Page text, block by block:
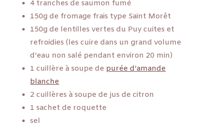
4 tranches de saumon fumé
150g de fromage frais type Saint Morêt
150g de lentilles vertes du Puy cuites et
refroidies (les cuire dans un grand volume
d’eau non salé pendant environ 20 min)
1 cuillère à soupe de purée d’amande
blanche
2 cuillères à soupe de jus de citron
1 sachet de roquette
sel